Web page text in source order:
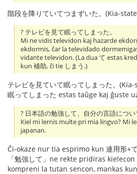
階段を降りていてつまずいた。(Kia-
? テレビを見て眠ってしまった。
Mi ne vidis televidon kaj hazarde
ekdormis, ĉar la televidado
vidante televidon. (La dua て estas
kun 補助, ĉi tie しまう.)
テレビを見ていて眠ってしまった。
眠ってしまった estas taŭge kaj ĝuste
? 日本語の勉強して、自分の言語につい
Kiel mi lernis multe pri mia lingvo? Mi
japanan.
Ĉi-okaze nur tia esprimo kun 連用形+
「勉強して」ne rekte pridiras
kompreni la tutan sencon, mankas